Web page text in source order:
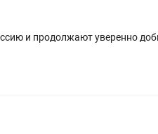
и продолжают уверенно